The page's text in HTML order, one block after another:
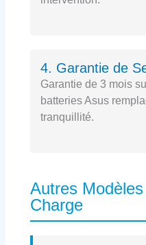
4. Garantie de
Garantie de 3 mois
batteries Asus
tranquillité.
Autres
Charge